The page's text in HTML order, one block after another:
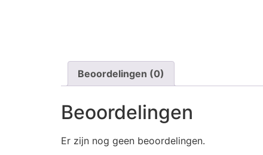
Beoordelingen (0)
Beoordelingen
Er zijn nog geen beoordelingen.